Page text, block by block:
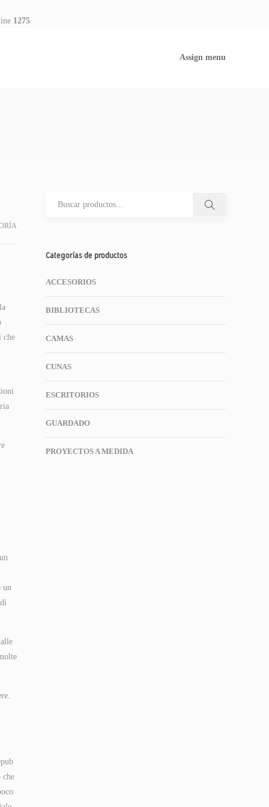
1275
Assign menu
che
un
che
Categorías de productos
ACCESORIOS
BIBLIOTECAS
CAMAS
CUNAS
ESCRITORIOS
GUARDADO
PROYECTOS A MEDIDA